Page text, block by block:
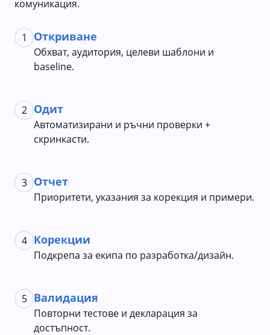
комуникация.
1 Откриване
Обхват, аудитория, целеви шаблони и
baseline.
2 Одит
Автоматизирани и ръчни проверки +
скринкасти.
3 Отчет
Приоритети, указания за корекция и примери.
4 Корекции
Подкрепа за екипа по разработка/дизайн.
5 Валидация
Повторни тестове и декларация за
достъпност.